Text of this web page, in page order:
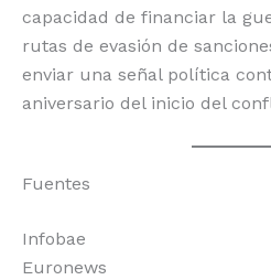
capacidad de financiar la
rutas de evasión de
enviar una señal política
aniversario del inicio del
Fuentes
Infobae
Euronews